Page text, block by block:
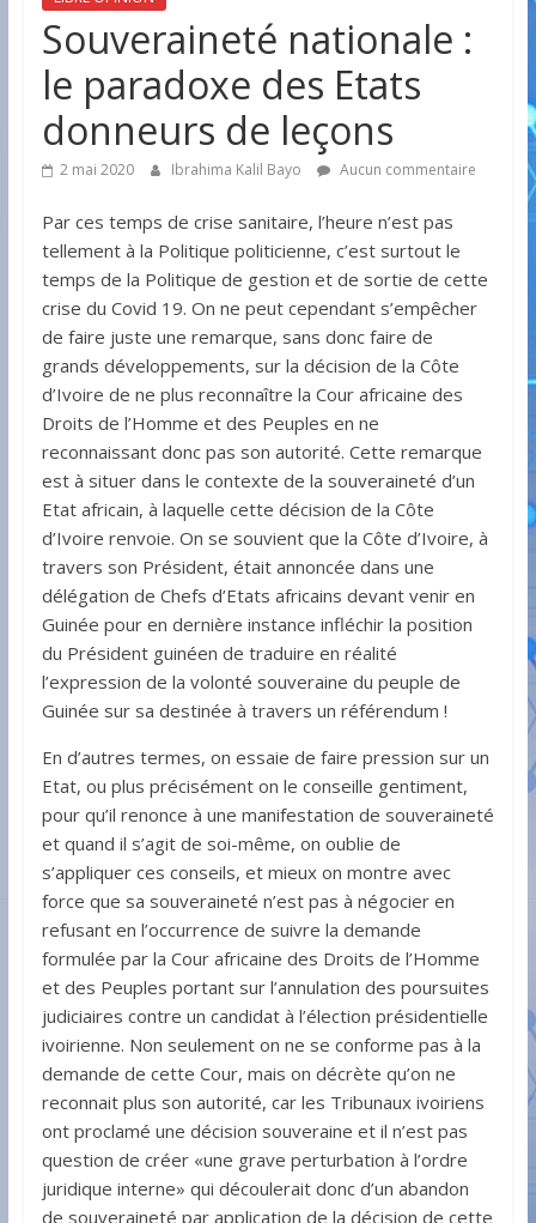
Souveraineté nationale :
le paradoxe des Etats
donneurs de leçons
2 mai 2020 Ibrahima Kalil Bayo Aucun commentaire
Par ces temps de crise sanitaire, l’heure n’est pas
tellement à la Politique politicienne, c’est surtout le
temps de la Politique de gestion et de sortie de cette
crise du Covid 19. On ne peut cependant s’empêcher
de faire juste une remarque, sans donc faire de
grands développements, sur la décision de la Côte
d’Ivoire de ne plus reconnaître la Cour africaine des
Droits de l’Homme et des Peuples en ne
reconnaissant donc pas son autorité. Cette remarque
est à situer dans le contexte de la souveraineté d’un
Etat africain, à laquelle cette décision de la Côte
d’Ivoire renvoie. On se souvient que la Côte d’Ivoire, à
travers son Président, était annoncée dans une
délégation de Chefs d’Etats africains devant venir en
Guinée pour en dernière instance infléchir la position
du Président guinéen de traduire en réalité
l’expression de la volonté souveraine du peuple de
Guinée sur sa destinée à travers un référendum !
En d’autres termes, on essaie de faire pression sur un
Etat, ou plus précisément on le conseille gentiment,
pour qu’il renonce à une manifestation de souveraineté
et quand il s’agit de soi-même, on oublie de
s’appliquer ces conseils, et mieux on montre avec
force que sa souveraineté n’est pas à négocier en
refusant en l’occurrence de suivre la demande
formulée par la Cour africaine des Droits de l’Homme
et des Peuples portant sur l’annulation des poursuites
judiciaires contre un candidat à l’élection présidentielle
ivoirienne. Non seulement on ne se conforme pas à la
demande de cette Cour, mais on décrète qu’on ne
reconnait plus son autorité, car les Tribunaux ivoiriens
ont proclamé une décision souveraine et il n’est pas
question de créer «une grave perturbation à l’ordre
juridique interne» qui découlerait donc d’un abandon
de souveraineté par application de la décision de cette